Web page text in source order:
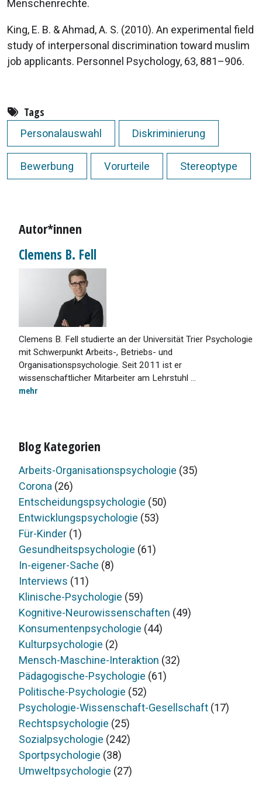
Menschenrechte.
King, E. B. & Ahmad, A. S. (2010). An experimental field
study of interpersonal discrimination toward muslim
job applicants. Personnel Psychology, 63, 881–906.
Tags
Personalauswahl Diskriminierung
Bewerbung Vorurteile Stereoptype
Autor*innen
Clemens B. Fell
Clemens B. Fell studierte an der Universität Trier Psychologie
mit Schwerpunkt Arbeits-, Betriebs- und
Organisationspsychologie. Seit 2011 ist er
wissenschaftlicher Mitarbeiter am Lehrstuhl ...
mehr
Blog Kategorien
Arbeits-Organisationspsychologie (35)
Corona (26)
Entscheidungspsychologie (50)
Entwicklungspsychologie (53)
Für-Kinder (1)
Gesundheitspsychologie (61)
In-eigener-Sache (8)
Interviews (11)
Klinische-Psychologie (59)
Kognitive-Neurowissenschaften (49)
Konsumentenpsychologie (44)
Kulturpsychologie (2)
Mensch-Maschine-Interaktion (32)
Pädagogische-Psychologie (61)
Politische-Psychologie (52)
Psychologie-Wissenschaft-Gesellschaft (17)
Rechtspsychologie (25)
Sozialpsychologie (242)
Sportpsychologie (38)
Umweltpsychologie (27)